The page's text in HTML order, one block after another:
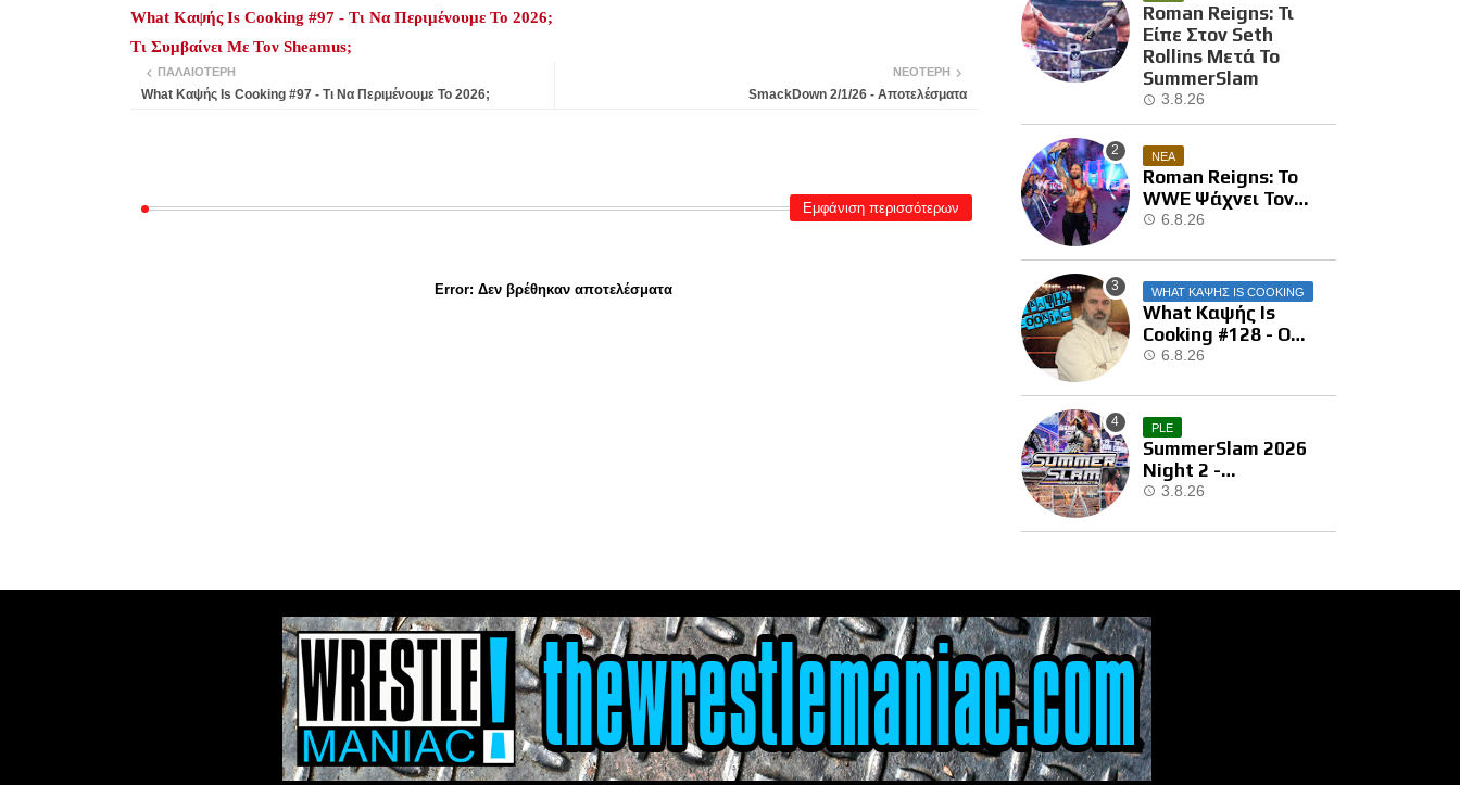
What Καψής Is Cooking #97 - Τι Να Περιμένουμε Το 2026;
Τι Συμβαίνει Με Τον Sheamus;
ΝΕΌΤΕΡΗ
SmackDown 2/1/26 - Αποτελέσματα
ΠΑΛΑΙΌΤΕΡΗ
What Καψής Is Cooking #97 - Τι Να Περιμένουμε Το 2026;
Εμφάνιση περισσότερων
Error: Δεν βρέθηκαν αποτελέσματα
Roman Reigns: Τι
Είπε Στον Seth
Rollins Μετά Το
SummerSlam
3.8.26
ΝΕΑ
Roman Reigns: Το
WWE Ψάχνει Τον
Επόμενο Διεκδικητή
6.8.26
WHAT ΚΑΨΗΣ IS COOKING
What Καψής Is
Cooking #128 - Ο
Brock Μας Την
6.8.26
PLE
SummerSlam 2026
Night 2 -
Αποτελέσματα
3.8.26